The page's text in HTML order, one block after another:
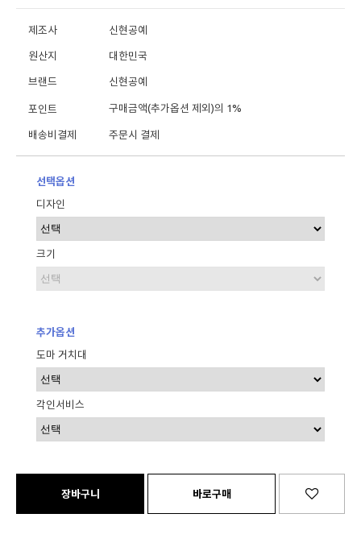
제조사 신현공예
원산지 대한민국
브랜드 신현공예
포인트 구매금액(추가옵션 제외)의 1%
배송비결제 주문시 결제
선택옵션
디자인
크기
추가옵션
도마 거치대
각인서비스